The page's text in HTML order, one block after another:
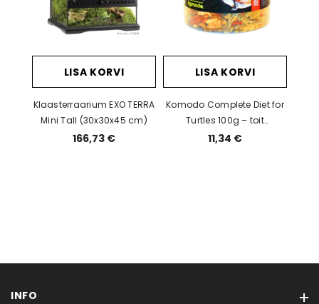
LISA KORVI
Klaasterraarium EXO TERRA
Mini Tall (30x30x45 cm)
166,73 €
LISA KORVI
Komodo Complete Diet for
Turtles 100g – toit
veekilpkonnadele
11,34 €
INFO